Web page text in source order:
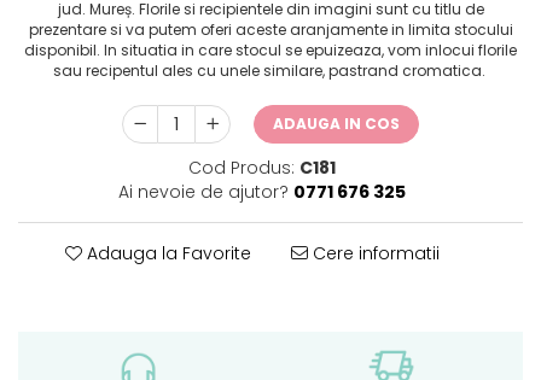
jud. Mureș. Florile si recipientele din imagini sunt cu titlu de
prezentare si va putem oferi aceste aranjamente in limita stocului
disponibil. In situatia in care stocul se epuizeaza, vom inlocui florile
sau recipentul ales cu unele similare, pastrand cromatica.
ADAUGA IN COS
Cod Produs: C181
Ai nevoie de ajutor? 0771 676 325
Adauga la Favorite Cere informatii